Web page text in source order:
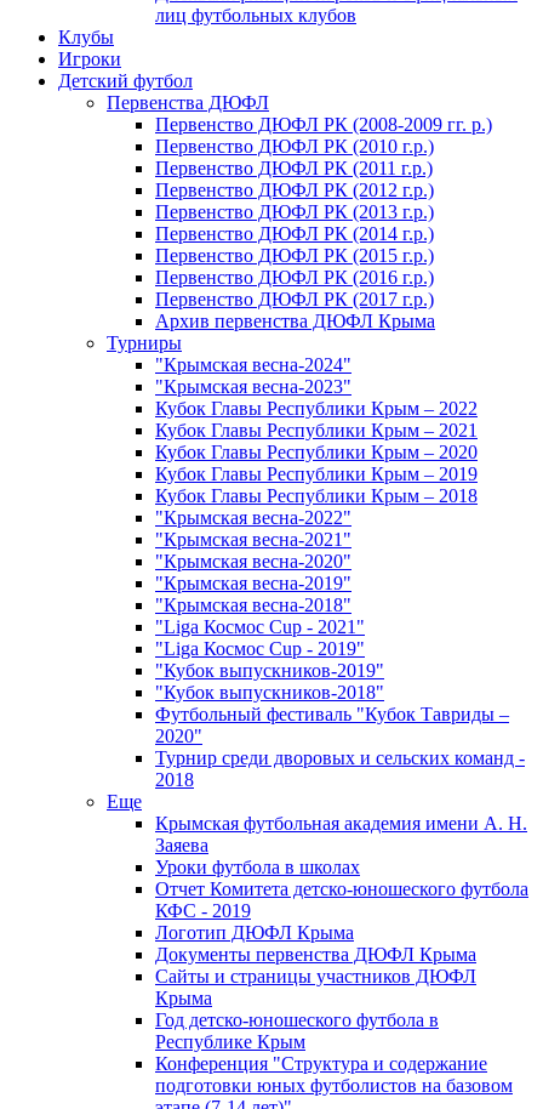
лиц футбольных клубов
Клубы
Игроки
Детский футбол
Первенства ДЮФЛ
Первенство ДЮФЛ РК (2008-2009 гг. р.)
Первенство ДЮФЛ РК (2010 г.р.)
Первенство ДЮФЛ РК (2011 г.р.)
Первенство ДЮФЛ РК (2012 г.р.)
Первенство ДЮФЛ РК (2013 г.р.)
Первенство ДЮФЛ РК (2014 г.р.)
Первенство ДЮФЛ РК (2015 г.р.)
Первенство ДЮФЛ РК (2016 г.р.)
Первенство ДЮФЛ РК (2017 г.р.)
Архив первенства ДЮФЛ Крыма
Турниры
"Крымская весна-2024"
"Крымская весна-2023"
Кубок Главы Республики Крым – 2022
Кубок Главы Республики Крым – 2021
Кубок Главы Республики Крым – 2020
Кубок Главы Республики Крым – 2019
Кубок Главы Республики Крым – 2018
"Крымская весна-2022"
"Крымская весна-2021"
"Крымская весна-2020"
"Крымская весна-2019"
"Крымская весна-2018"
"Liga Космос Cup - 2021"
"Liga Космос Cup - 2019"
"Кубок выпускников-2019"
"Кубок выпускников-2018"
Футбольный фестиваль "Кубок Тавриды –
2020"
Турнир среди дворовых и сельских команд -
2018
Еще
Крымская футбольная академия имени А. Н.
Заяева
Уроки футбола в школах
Отчет Комитета детско-юношеского футбола
КФС - 2019
Логотип ДЮФЛ Крыма
Документы первенства ДЮФЛ Крыма
Сайты и страницы участников ДЮФЛ
Крыма
Год детско-юношеского футбола в
Республике Крым
Конференция "Структура и содержание
подготовки юных футболистов на базовом